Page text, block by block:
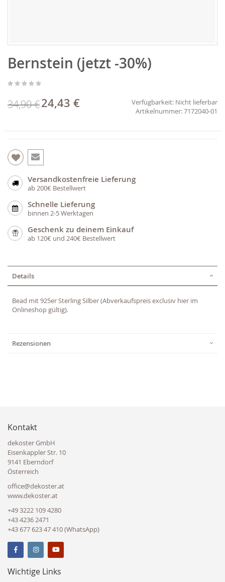
Anfang
der
springen
Bernstein (jetzt -30%)
34,90 € Sonderpreis
24,43 € Verfügbarkeit: Nicht lieferbar
7172040-01
Versandkostenfreie Lieferung
ab 200€ Bestellwert
Schnelle Lieferung
binnen 2-5 Werktagen
Geschenk zu deinem Einkauf
ab 120€ und 240€ Bestellwert
Details
Bead mit 925er Sterling Silber (Abverkaufspreis exclusiv hier im
Onlineshop gültig).
Rezensionen
Kontakt
dekoster GmbH
Eisenkappler Str. 10
9141 Eberndorf
Österreich
office@dekoster.at
www.dekoster.at
+49 3222 109 4280
+43 4236 2471
+43 677 623 47 410 (WhatsApp)
Wichtige Links